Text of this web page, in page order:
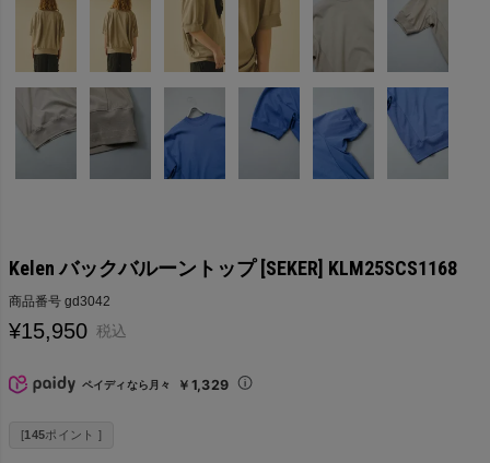
Kelen バックバルーントップ [SEKER] KLM25SCS1168
商品番号 gd3042
¥15,950 税込
ペイディなら月々 ￥1,329
[145ポイント ]